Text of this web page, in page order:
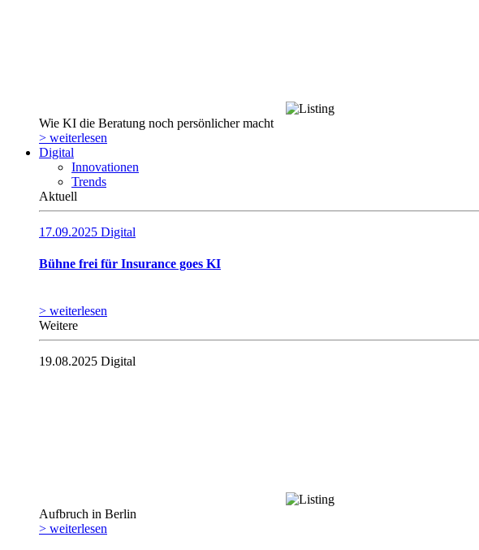
Wie KI die Beratung noch persönlicher macht
> weiterlesen
Digital
Innovationen
Trends
Aktuell
17.09.2025 Digital
Bühne frei für Insurance goes KI
> weiterlesen
Weitere
19.08.2025 Digital
Aufbruch in Berlin
> weiterlesen